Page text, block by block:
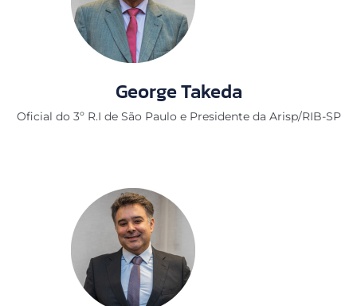
George Takeda
Oficial do 3º R.I de São Paulo e Presidente da Arisp/RIB-SP